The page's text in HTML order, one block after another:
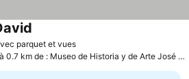
parquet et vuesConsulter les prix
à 0.7 km de : Museo de Historia y de Arte José